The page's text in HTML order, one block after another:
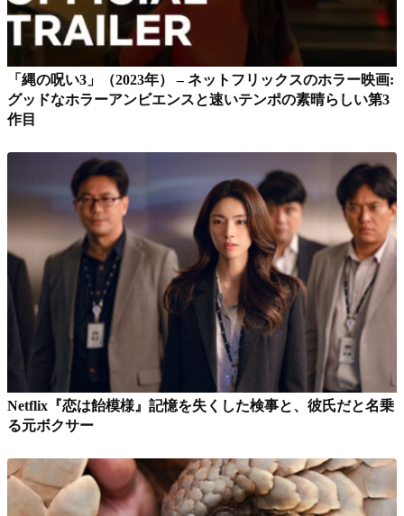
「縄の呪い3」（2023年） – ネットフリックスのホラー映画:
グッドなホラーアンビエンスと速いテンポの素晴らしい第3
作目
Netflix『恋は飴模様』記憶を失くした検事と、彼氏だと名乗
る元ボクサー